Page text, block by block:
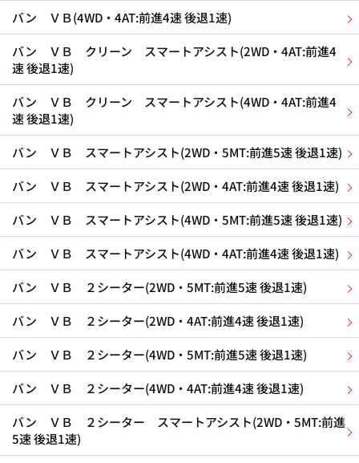
バン ＶＢ(4WD・4AT:前進4速 後退1速)
バン ＶＢ クリーン スマートアシスト(2WD・4AT:前進4
速 後退1速)
バン ＶＢ クリーン スマートアシスト(4WD・4AT:前進4
速 後退1速)
バン ＶＢ スマートアシスト(2WD・5MT:前進5速 後退1速)
バン ＶＢ スマートアシスト(2WD・4AT:前進4速 後退1速)
バン ＶＢ スマートアシスト(4WD・5MT:前進5速 後退1速)
バン ＶＢ スマートアシスト(4WD・4AT:前進4速 後退1速)
バン ＶＢ ２シーター(2WD・5MT:前進5速 後退1速)
バン ＶＢ ２シーター(2WD・4AT:前進4速 後退1速)
バン ＶＢ ２シーター(4WD・5MT:前進5速 後退1速)
バン ＶＢ ２シーター(4WD・4AT:前進4速 後退1速)
バン ＶＢ ２シーター スマートアシスト(2WD・5MT:前進
5速 後退1速)